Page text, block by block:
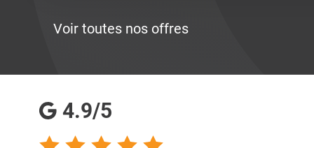
Voir toutes nos offres
4.9/5